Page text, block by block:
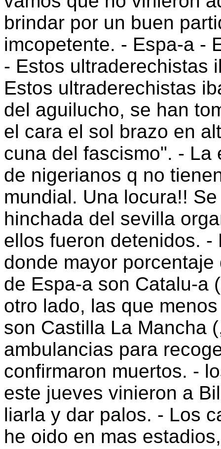
brindar por un buen
imcopetente. - Espa-a -
- Estos ultraderechistas
Estos ultraderechistas
del aguilucho, se han
el cara el sol brazo en
cuna del fascismo". - La
de nigerianos q no
mundial. Una locura!!
hinchada del sevilla
ellos fueron detenidos.
donde mayor
de Espa-a son Catalu-a
otro lado, las que
son Castilla La Mancha
ambulancias para
confirmaron muertos. -
este jueves vinieron a
liarla y dar palos. - Los
he oido en mas